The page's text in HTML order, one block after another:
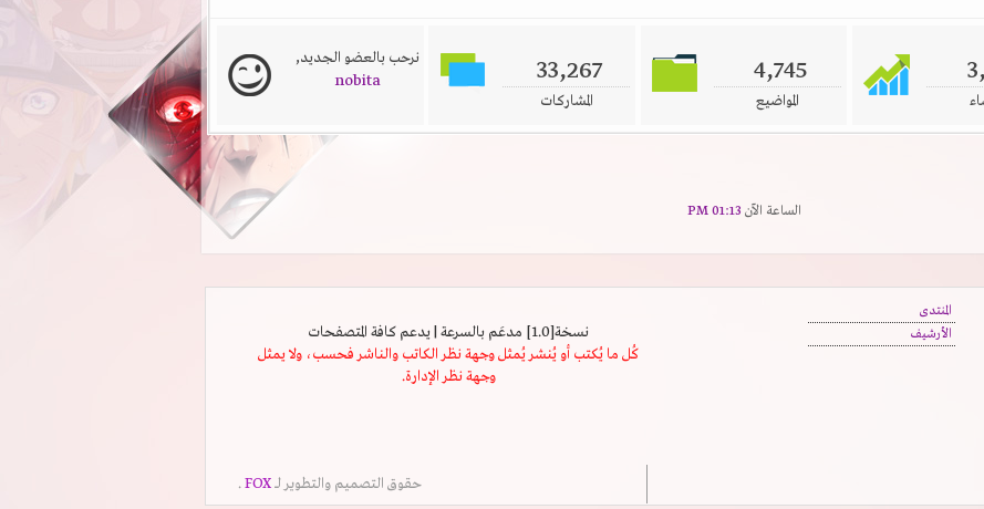
4,745
المواضيع
33,267
المشاركات
نرحب بالعضو الجديد,
nobita
الساعة الآن 01:13 PM
المنتدى
الأرشيف
نسخة[1.0] مدعَم بالسرعة | يدعم كافة المتصفحات
كُل ما يُكتب أو يُنشر يُمثل وجهة نظر الكاتب والناشر فحسب، ولا يمثل
وجهة نظر الإدارة.
حقوق التصميم والتطوير لــFOX
.